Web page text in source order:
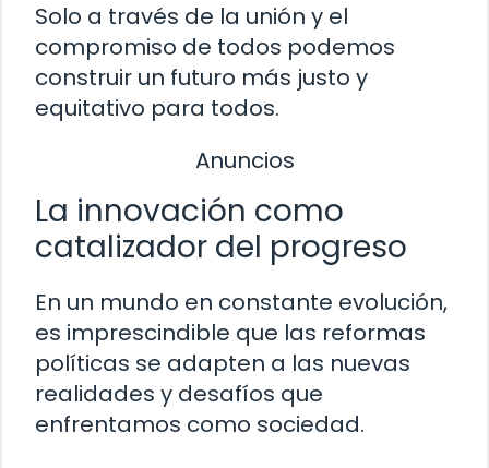
Solo a través de la unión y el
compromiso de todos podemos
construir un futuro más justo y
equitativo para todos.
Anuncios
La innovación como
catalizador del progreso
En un mundo en constante evolución,
es imprescindible que las reformas
políticas se adapten a las nuevas
realidades y desafíos que
enfrentamos como sociedad.